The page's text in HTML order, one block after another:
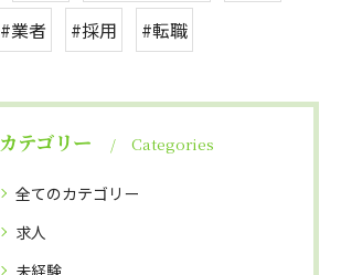
#業者
#採用 #転職
カテゴリー Categories
全てのカテゴリー
求人
未経験